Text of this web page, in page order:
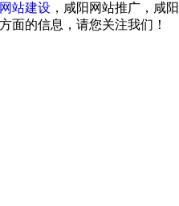
站建设 ，咸阳网站推广，咸阳
面的信息，请您关注我们！